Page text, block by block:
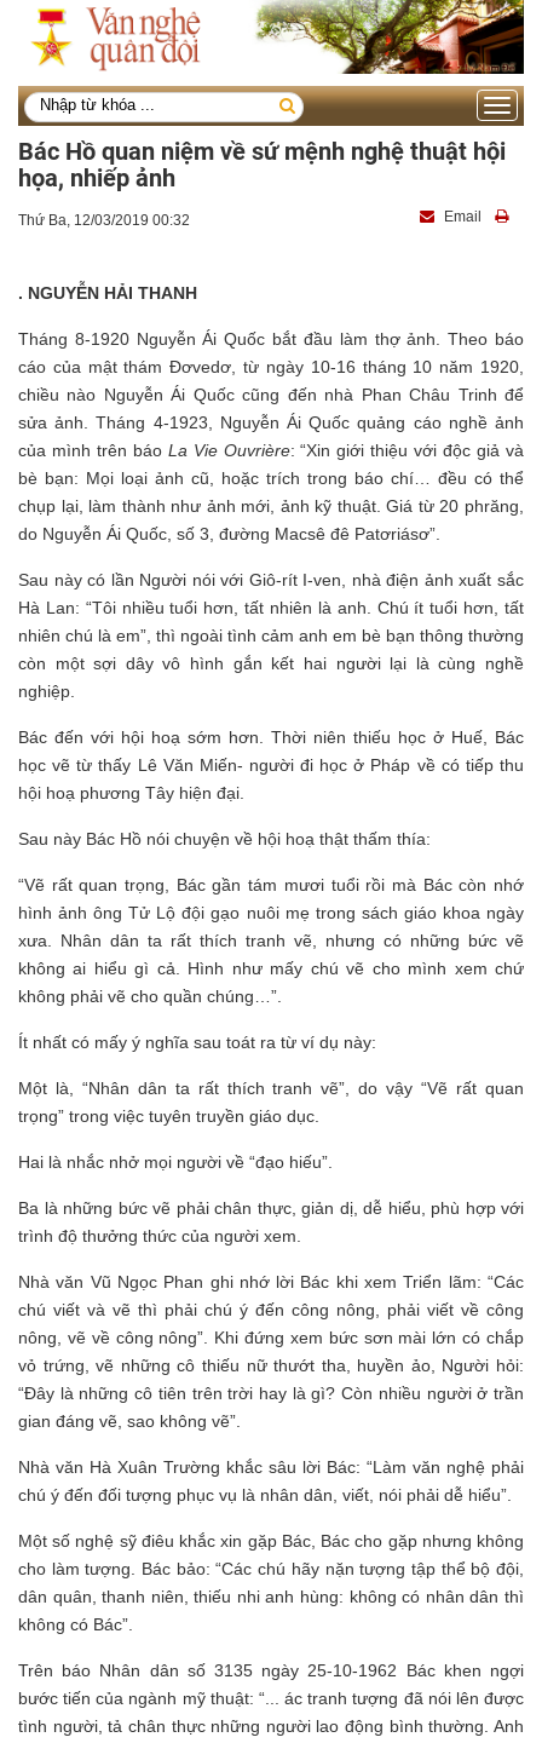
Toggle
Bác Hồ quan niệm về sứ mệnh nghệ thuật hội
họa, nhiếp ảnh
Thứ Ba, 12/03/2019 00:32 Email
. NGUYỄN HẢI THANH
Tháng 8-1920 Nguyễn Ái Quốc bắt đầu làm thợ ảnh. Theo báo
cáo của mật thám Đơvedơ, từ ngày 10-16 tháng 10 năm 1920,
chiều nào Nguyễn Ái Quốc cũng đến nhà Phan Châu Trinh để
sửa ảnh. Tháng 4-1923, Nguyễn Ái Quốc quảng cáo nghề ảnh
của mình trên báo La Vie Ouvrière: “Xin giới thiệu với độc giả và
bè bạn: Mọi loại ảnh cũ, hoặc trích trong báo chí… đều có thể
chụp lại, làm thành như ảnh mới, ảnh kỹ thuật. Giá từ 20 phrăng,
do Nguyễn Ái Quốc, số 3, đường Macsê đê Patơriásơ”.
Sau này có lần Người nói với Giô-rít I-ven, nhà điện ảnh xuất sắc
Hà Lan: “Tôi nhiều tuổi hơn, tất nhiên là anh. Chú ít tuổi hơn, tất
nhiên chú là em”, thì ngoài tình cảm anh em bè bạn thông thường
còn một sợi dây vô hình gắn kết hai người lại là cùng nghề
nghiệp.
Bác đến với hội hoạ sớm hơn. Thời niên thiếu học ở Huế, Bác
học vẽ từ thấy Lê Văn Miến- người đi học ở Pháp về có tiếp thu
hội hoạ phương Tây hiện đại.
Sau này Bác Hồ nói chuyện về hội hoạ thật thấm thía:
“Vẽ rất quan trọng, Bác gần tám mươi tuổi rồi mà Bác còn nhớ
hình ảnh ông Tử Lộ đội gạo nuôi mẹ trong sách giáo khoa ngày
xưa. Nhân dân ta rất thích tranh vẽ, nhưng có những bức vẽ
không ai hiểu gì cả. Hình như mấy chú vẽ cho mình xem chứ
không phải vẽ cho quần chúng…”.
Ít nhất có mấy ý nghĩa sau toát ra từ ví dụ này:
Một là, “Nhân dân ta rất thích tranh vẽ”, do vậy “Vẽ rất quan
trọng” trong việc tuyên truyền giáo dục.
Hai là nhắc nhở mọi người về “đạo hiếu”.
Ba là những bức vẽ phải chân thực, giản dị, dễ hiểu, phù hợp với
trình độ thưởng thức của người xem.
Nhà văn Vũ Ngọc Phan ghi nhớ lời Bác khi xem Triển lãm: “Các
chú viết và vẽ thì phải chú ý đến công nông, phải viết về công
nông, vẽ về công nông”. Khi đứng xem bức sơn mài lớn có chắp
vỏ trứng, vẽ những cô thiếu nữ thướt tha, huyền ảo, Người hỏi:
“Đây là những cô tiên trên trời hay là gì? Còn nhiều người ở trần
gian đáng vẽ, sao không vẽ”.
Nhà văn Hà Xuân Trường khắc sâu lời Bác: “Làm văn nghệ phải
chú ý đến đối tượng phục vụ là nhân dân, viết, nói phải dễ hiểu”.
Một số nghệ sỹ điêu khắc xin gặp Bác, Bác cho gặp nhưng không
cho làm tượng. Bác bảo: “Các chú hãy nặn tượng tập thể bộ đội,
dân quân, thanh niên, thiếu nhi anh hùng: không có nhân dân thì
không có Bác”.
Trên báo Nhân dân số 3135 ngày 25-10-1962 Bác khen ngợi
bước tiến của ngành mỹ thuật: “... ác tranh tượng đã nói lên được
tình người, tả chân thực những người lao động bình thường. Anh